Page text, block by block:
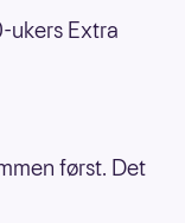
ukers Extra
først. Det